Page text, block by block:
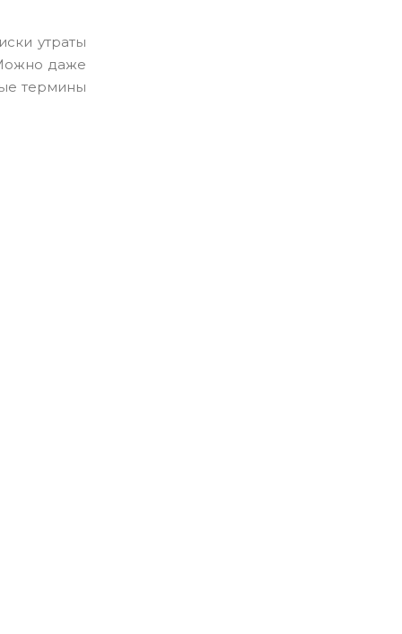
утраты
даже
термины